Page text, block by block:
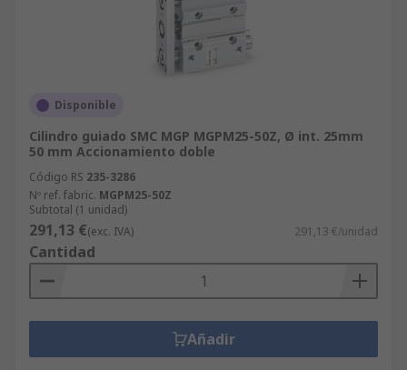
Disponible
Cilindro guiado SMC MGP MGPM25-50Z, Ø int. 25mm
50 mm Accionamiento doble
Código RS 235-3286
Nº ref. fabric. MGPM25-50Z
Subtotal (1 unidad)
291,13 €(exc. IVA) 291,13 €/unidad
Cantidad
Añadir